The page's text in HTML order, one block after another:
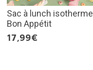
Sac à lunch isotherme
Bon Appétit
17,99€